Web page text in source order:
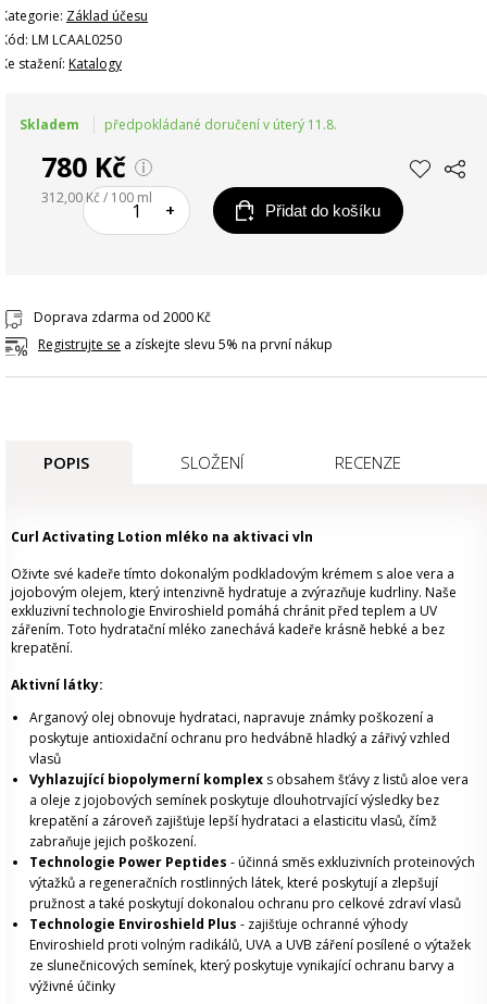
Kategorie: Základ účesu
Kód: LM LCAAL0250
Ke stažení: Katalogy
Skladem předpokládané doručení v úterý 11.8.
780 Kč
312,00 Kč / 100 ml
+ Přidat do košíku
Doprava zdarma od 2000 Kč
Registrujte se a získejte slevu 5% na první nákup
POPIS SLOŽENÍ RECENZE
Curl Activating Lotion mléko na aktivaci vln
Oživte své kadeře tímto dokonalým podkladovým krémem s aloe vera a
jojobovým olejem, který intenzivně hydratuje a zvýrazňuje kudrliny. Naše
exkluzivní technologie Enviroshield pomáhá chránit před teplem a UV
zářením. Toto hydratační mléko zanechává kadeře krásně hebké a bez
krepatění.
Aktivní látky:
Arganový olej obnovuje hydrataci, napravuje známky poškození a
poskytuje antioxidační ochranu pro hedvábně hladký a zářivý vzhled
vlasů
Vyhlazující biopolymerní komplex s obsahem šťávy z listů aloe vera
a oleje z jojobových semínek poskytuje dlouhotrvající výsledky bez
krepatění a zároveň zajišťuje lepší hydrataci a elasticitu vlasů, čímž
zabraňuje jejich poškození.
Technologie Power Peptides - účinná směs exkluzivních proteinových
výtažků a regeneračních rostlinných látek, které poskytují a zlepšují
pružnost a také poskytují dokonalou ochranu pro celkové zdraví vlasů
Technologie Enviroshield Plus - zajišťuje ochranné výhody
Enviroshield proti volným radikálů, UVA a UVB záření posílené o výtažek
ze slunečnicových semínek, který poskytuje vynikající ochranu barvy a
výživné účinky